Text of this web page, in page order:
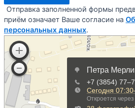
Отправка заполненной формы
приём означает Ваше согласие на
персональных данных.